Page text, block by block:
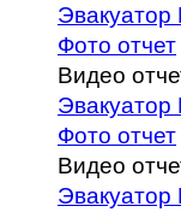
Эвакуатор
Фото отчет
Видео
Фото отчет
Видео
Эвакуатор